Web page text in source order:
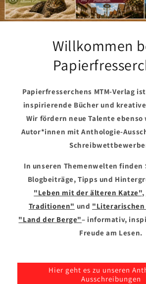
Willkommen
Papierfresserchens MTM-Verlag
inspirierende Bücher und
Wir fördern neue Talente
Autor*innen mit Anthologie-
In unseren Themenwelten finden
Blogbeiträge, Tipps und
"Leben mit der älteren Katze",
Traditionen" und "Literarischen
"Land der Berge"– informativ,
Freude am Lesen.
Hier geht es zu unseren
Ausschreibungen